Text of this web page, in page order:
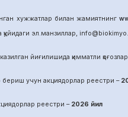
хужжатлар билан жамиятнинг
эл.манзиллар,
йиғилишида қимматли
учун акциядорлар реестри –
реестри – 2026 йил